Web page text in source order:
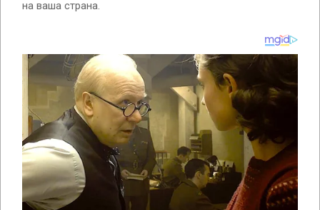
на ваша страна.